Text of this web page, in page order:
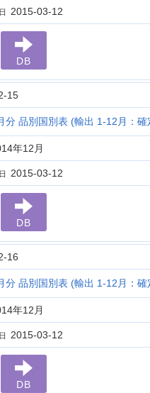
2015-03-12
DB
15
分 品別国別表 (輸出 1-12月：
年12月
2015-03-12
DB
16
分 品別国別表 (輸出 1-12月：
年12月
2015-03-12
DB